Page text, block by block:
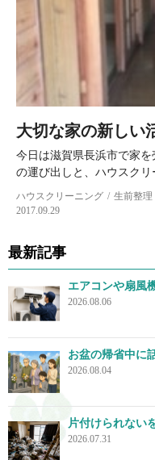
大切な家の新しい
今日は滋賀県長浜市で家
の運び出しと、ハウスクリ
ハウスクリーニング
生前整理
2017.09.29
最新記事
エアコンや扇風
2026.08.06
お盆の帰省中に
2026.08.04
片付けられない
2026.07.31